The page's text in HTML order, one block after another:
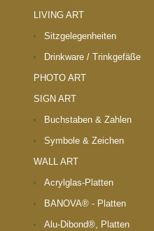
LIVING ART
Sitzgelegenheiten
Drinkware / Trinkgefäße
PHOTO ART
SIGN ART
Buchstaben & Zahlen
Symbole & Zeichen
WALL ART
Acrylglas-Platten
BANOVA® - Platten
Alu-Dibond®, Platten